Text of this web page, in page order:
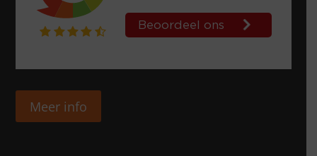
Meer info